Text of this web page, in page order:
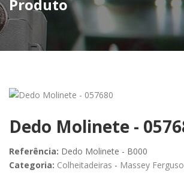
Produto
Dedo Molinete -
Referência: Dedo Molinete - B000
Categoria: Colheitadeiras - Massey